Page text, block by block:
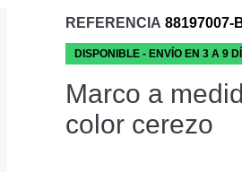
REFERENCIA 88197007-
DISPONIBLE - ENVÍO EN 3 A 9
Marco a
color cerezo